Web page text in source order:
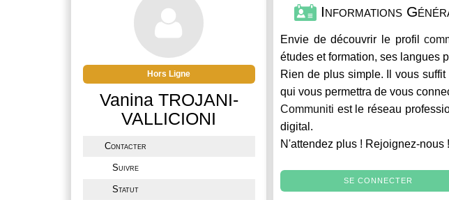
Hors Ligne
Vanina TROJANI-
VALLICIONI
Contacter
Suivre
Statut
Informations
Envie de découvrir le profil
études et formation, ses langues
Rien de plus simple. Il vous
qui vous permettra de vous
Communiti est le réseau
digital.
N'attendez plus ! Rejoignez-nous !
SE CONNECTER